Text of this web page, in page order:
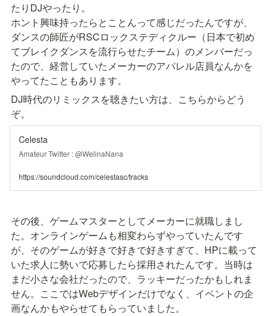
たりDJやったり。
ホント興味持ったらとことんって感じだったんですが、
ダンスの師匠がRSCロックステディクルー（日本で初め
てブレイクダンスを流行らせたチーム）のメンバーだっ
たので、経営していたメーカーのアパレル店員なんかを
やってたこともあります。
DJ時代のリミックスを聴きたい方は、こちらからどう
ぞ。
Celesta
Amateur Twitter : @WelinaNana
https://soundcloud.com/celestasc/tracks
その後、ゲームマスターとしてメーカーに就職しまし
た。オンラインゲームも相変わらずやっていたんです
が、そのゲームが好きで好きで好きすぎて、HPに載って
いた求人に勢いで応募したら採用されたんです。当時は
まだ小さな会社だったので、ラッキーだったかもしれま
せん。ここではWebデザインだけでなく、イベントの企
画なんかもやらせてもらっていました。